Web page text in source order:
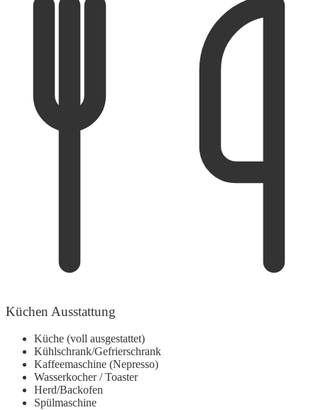
Küchen Ausstattung
Küche (voll ausgestattet)
Kühlschrank/Gefrierschrank
Kaffeemaschine (Nepresso)
Wasserkocher / Toaster
Herd/Backofen
Spülmaschine